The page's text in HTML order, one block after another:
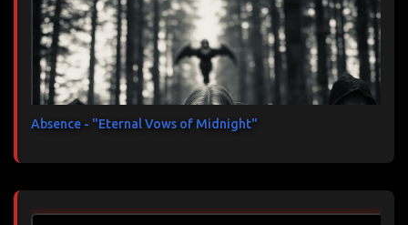
Absence - "Eternal Vows of Midnight"